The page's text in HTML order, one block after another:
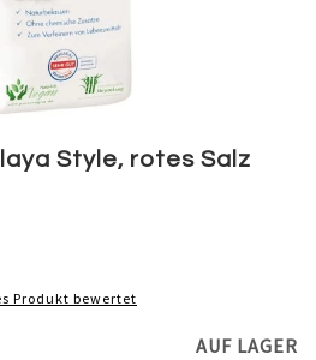
Style, rotes Salz
Produkt bewertet
AUF LAGER